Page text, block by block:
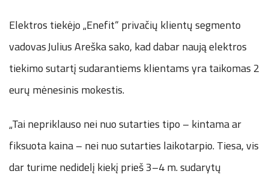
Elektros tiekėjo „Enefit“ privačių klientų segmento
vadovas Julius Areška sako, kad dabar naują elektros
tiekimo sutartį sudarantiems klientams yra taikomas 2
eurų mėnesinis mokestis.
„Tai nepriklauso nei nuo sutarties tipo – kintama ar
fiksuota kaina – nei nuo sutarties laikotarpio. Tiesa, vis
dar turime nedidelį kiekį prieš 3–4 m. sudarytų